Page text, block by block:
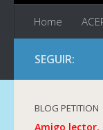
Home
SEGUIR:
BLOG PETITION
Amigo lector.